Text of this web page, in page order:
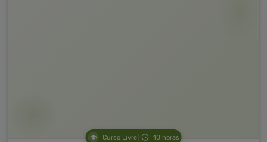
Curso Livre 10 horas